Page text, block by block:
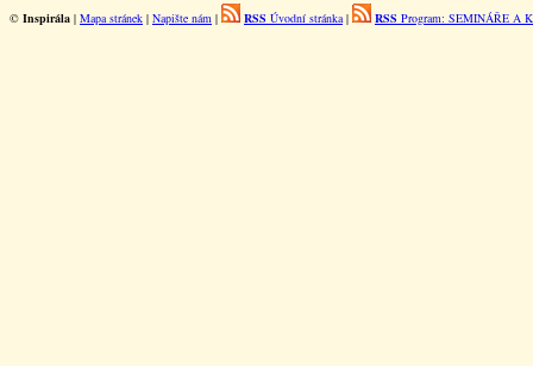
© Inspirála | Mapa stránek | Napište nám | RSS Úvodní stránka| RSS Program: SEMINÁŘE A